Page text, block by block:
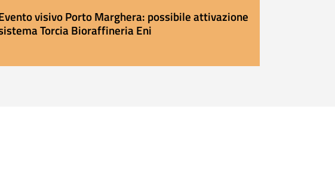
visivo Porto Marghera: possibile attivazione
Torcia Bioraffineria Eni